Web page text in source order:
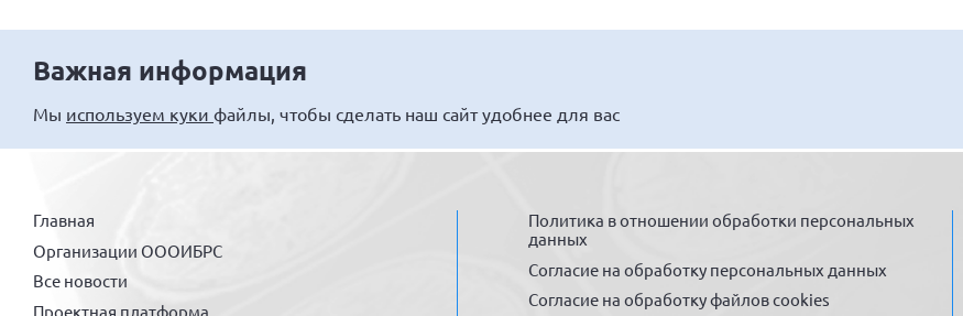
Важная информация
Мы используем куки файлы, чтобы сделать наш сайт удобнее для вас
Главная
Организации ОООИБРС
Все новости
Проектная платформа
Политика в отношении обработки персональных
данных
Согласие на обработку персональных данных
Согласие на обработку файлов cookies